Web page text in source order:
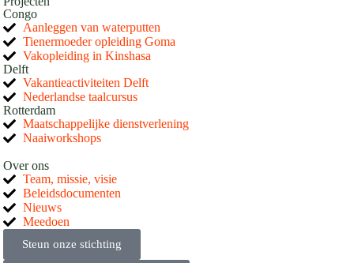
Congo
Aanleggen van waterputten
Tienermoeder opleiding Goma
Vakopleiding in Kinshasa
Delft
Vakantieactiviteiten Delft
Nederlandse taalcursus
Rotterdam
Maatschappelijke dienstverlening
Naaiworkshops
Over ons
Team, missie, visie
Beleidsdocumenten
Nieuws
Meedoen
Steun onze stichting